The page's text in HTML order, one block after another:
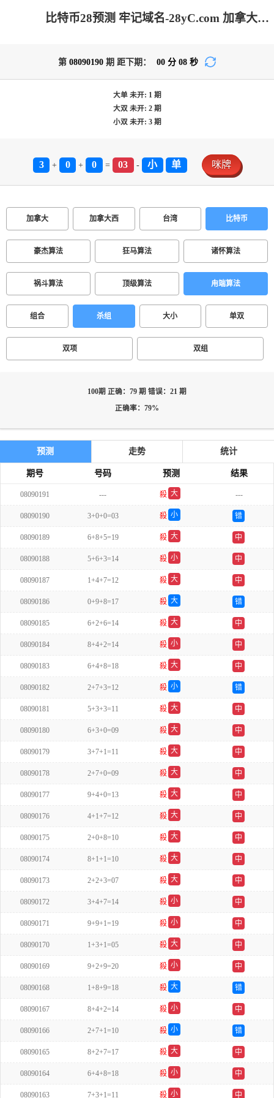
比特币28预测 牢记域名-28yC.com 加拿大预测-开奖结果|PC结果在线咪牌|加拿大28在线预测网|加拿大pc在线_专注研究在线加拿大预测！
第 08090190 期 距下期： 00 分 08 秒
大单 未开: 1期
大双 未开: 2期
小双 未开: 3期
3 + 0 + 0 = 03 - 小 单 咪牌
加拿大 加拿大西 台湾 比特币
豪杰算法 狂马算法 诸怀算法
祸斗算法 顶级算法 甪端算法
组合 杀组 大小 单双
双项 双组
100期 正确：79 期 错误：21 期
正确率：79%
预测 走势 统计
期号 号码 预测 结果
08090191 --- 殺 大
---
08090190 3+0+0=03 殺 小
错
08090189 6+8+5=19 殺 大
中
08090188 5+6+3=14 殺 小
中
08090187 1+4+7=12 殺 大
中
08090186 0+9+8=17 殺 大
错
08090185 6+2+6=14 殺 大
中
08090184 8+4+2=14 殺 小
中
08090183 6+4+8=18 殺 大
中
08090182 2+7+3=12 殺 小
错
08090181 5+3+3=11 殺 大
中
08090180 6+3+0=09 殺 大
中
08090179 3+7+1=11 殺 大
中
08090178 2+7+0=09 殺 大
中
08090177 9+4+0=13 殺 大
中
08090176 4+1+7=12 殺 大
中
08090175 2+0+8=10 殺 大
中
08090174 8+1+1=10 殺 大
中
08090173 2+2+3=07 殺 大
中
08090172 3+4+7=14 殺 小
中
08090171 9+9+1=19 殺 小
中
08090170 1+3+1=05 殺 大
中
08090169 9+2+9=20 殺 小
中
08090168 1+8+9=18 殺 大
错
08090167 8+4+2=14 殺 小
中
08090166 2+7+1=10 殺 小
错
08090165 8+2+7=17 殺 大
中
08090164 6+4+8=18 殺 小
中
08090163 7+3+1=11 殺 小 中